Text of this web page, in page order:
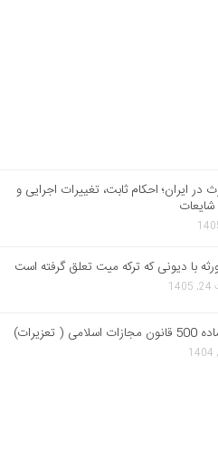
در ایران؛ احکام ثابت، تغییرات اجرایی و
شایعات
با دیونی که ترکه میت تعلق گرفته است
( تعزیرات)